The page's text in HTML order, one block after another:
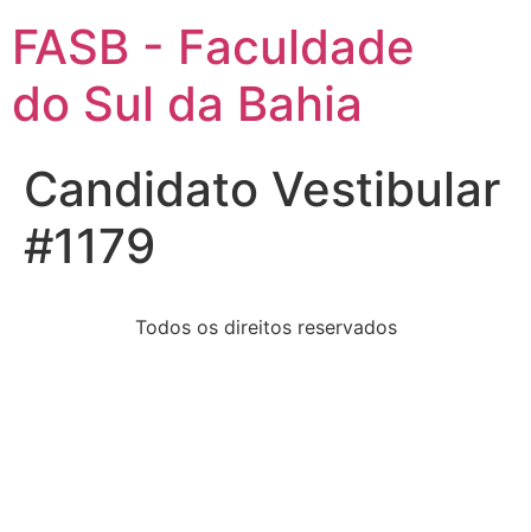
FASB - Faculdade
do Sul da Bahia
Candidato Vestibular
#1179
Todos os direitos reservados